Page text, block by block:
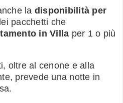
la disponibilità per
pacchetti che
in Villa per 1 o più
oltre al cenone e alla
prevede una notte in